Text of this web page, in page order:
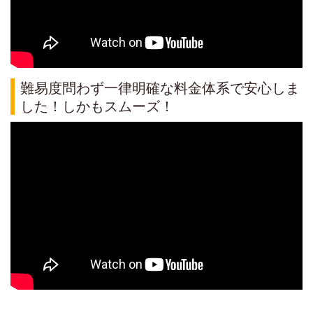
難易度問わず一律明確な料金体系で安心しま
した！しかもスムーズ！